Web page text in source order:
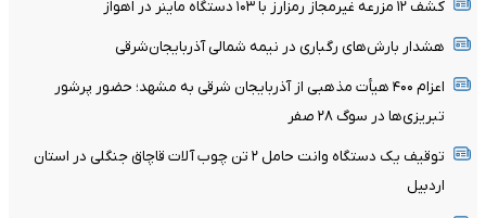
کشف ۱۲ مزرعه غیرمجاز رمزارز با ۱۰۳ دستگاه ماینر در اهواز
هشدار بارش‌های رگباری در نیمه شمالی آذربایجان‌شرقی
اعزام ۴۰۰ هیأت مذهبی از آذربایجان شرقی به مشهد؛ حضور پرشور
تبریزی‌ها در سوگ ۲۸ صفر
توقیف یک دستگاه وانت حامل ۲ تن چوب آلات قاچاق جنگلی در استان
اردبیل